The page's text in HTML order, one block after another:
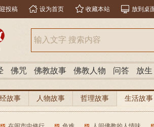
投稿 设为首页 收藏本站 放到桌
佛咒 佛教故事 佛教人物 问答 放生
故事 人物故事 哲理故事 生活故事